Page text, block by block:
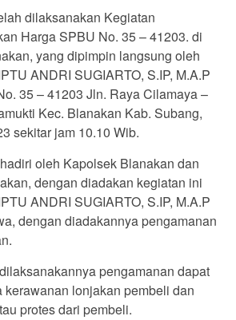
dilaksanakan Kegiatan
Harga SPBU No. 35 – 41203. di
yang dipimpin langsung oleh
ANDRI SUGIARTO, S.IP, M.A.P
35 – 41203 Jln. Raya Cilamaya –
Kec. Blanakan Kab. Subang,
sekitar jam 10.10 Wib.
oleh Kapolsek Blanakan dan
dengan diadakan kegiatan ini
ANDRI SUGIARTO, S.IP, M.A.P
dengan diadakannya pengamanan
pengamanan dapat
kerawanan lonjakan pembeli dan
protes dari pembeli.